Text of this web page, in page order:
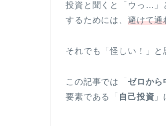
投資と聞くと「ウっ…」
するためには、 避けて通
それでも「怪しい！」と
この記事では「 ゼロから
要素である「 自己投資